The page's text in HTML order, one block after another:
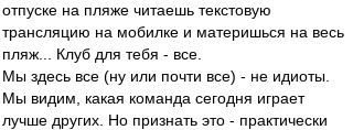
отпуске на пляже читаешь текстовую
трансляцию на мобилке и материшься на весь
пляж... Клуб для тебя - все.
Мы здесь все (ну или почти все) - не идиоты.
Мы видим, какая команда сегодня играет
лучше других. Но признать это - практически